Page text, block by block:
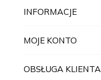
INFORMACJE
MOJE KONTO
OBSŁUGA KLIENTA